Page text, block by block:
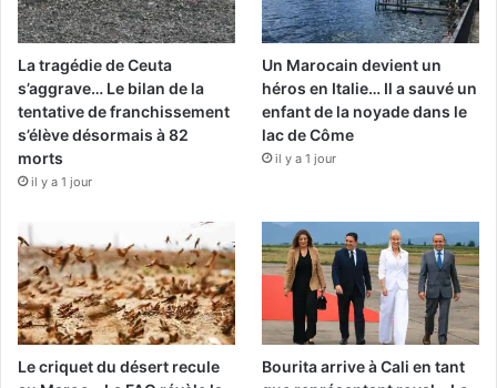
La tragédie de Ceuta
s’aggrave… Le bilan de la
tentative de franchissement
s’élève désormais à 82
morts
il y a 1 jour
Un Marocain devient un
héros en Italie… Il a sauvé un
enfant de la noyade dans le
lac de Côme
il y a 1 jour
Le criquet du désert recule
Bourita arrive à Cali en tant